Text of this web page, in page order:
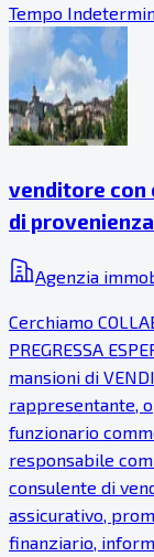
Tempo
venditore con
di provenienza
Agenzia
Cerchiamo
PREGRESSA
mansioni di
rappresentante,
funzionario
responsabile
consulente di
assicurativo,
finanziario,